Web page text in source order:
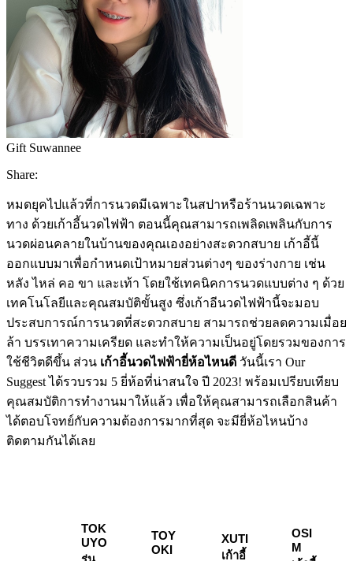
Gift Suwannee
Share:
หมดยุคไปแล้วที่การนวดมีเฉพาะในสปาหรือร้านนวดเฉพาะ
ทาง ด้วยเก้าอี้นวดไฟฟ้า ตอนนี้คุณสามารถเพลิดเพลินกับการ
นวดผ่อนคลายในบ้านของคุณเองอย่างสะดวกสบาย เก้าอี้นี้
ออกแบบมาเพื่อกำหนดเป้าหมายส่วนต่างๆ ของร่างกาย เช่น
หลัง ไหล่ คอ ขา และเท้า โดยใช้เทคนิคการนวดแบบต่าง ๆ ด้วย
เทคโนโลยีและคุณสมบัติขั้นสูง ซึ่งเก้าอีนวดไฟฟ้านี้จะมอบ
ประสบการณ์การนวดที่สะดวกสบาย สามารถช่วยลดความเมื่อย
ล้า บรรเทาความเครียด และทำให้ความเป็นอยู่โดยรวมของการ
ใช้ชีวิตดีขึ้น ส่วน เก้าอี้นวดไฟฟ้ายี่ห้อไหนดี วันนี้เรา Our
Suggest ได้รวบรวม 5 ยี่ห้อที่น่าสนใจ ปี 2023! พร้อมเปรียบเทียบ
คุณสมบัติการทำงานมาให้แล้ว เพื่อให้คุณสามารถเลือกสินค้า
ได้ตอบโจทย์กับความต้องการมากที่สุด จะมียี่ห้อไหนบ้าง
ติดตามกันได้เลย
TOK
UYO
TOY
OKI
XUTI
เก้าอี้
OSI
M